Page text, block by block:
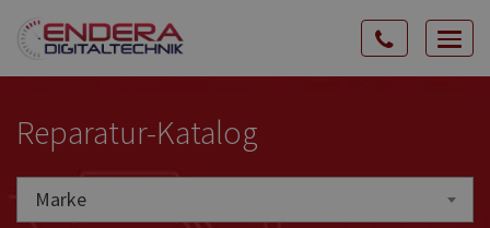
Reparatur-Katalog
MarkeMarke